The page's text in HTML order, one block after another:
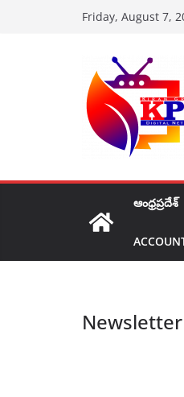
Friday, August 7,
ఆంధ్రప్రదేశ్
Newsletter